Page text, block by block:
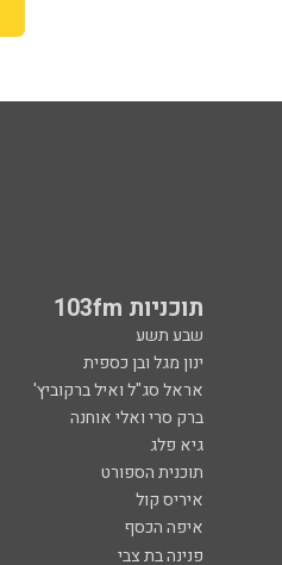
תוכניות 103fm
שבע תשע
ינון מגל ובן כספית
אראל סג"ל ואיל ברקוביץ'
ברק סרי ואלי אוחנה
גיא פלג
תוכנית הספורט
איריס קול
איפה הכסף
פנינה בת צבי